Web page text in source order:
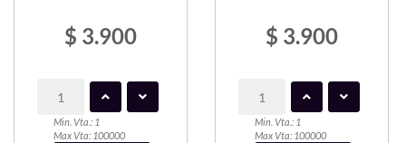
$ 3.900
Min. Vta.: 1
Max Vta: 100000
$ 3.900
Min. Vta.: 1
Max Vta: 100000